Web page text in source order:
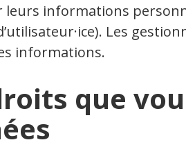
informations
Les
informations.
que